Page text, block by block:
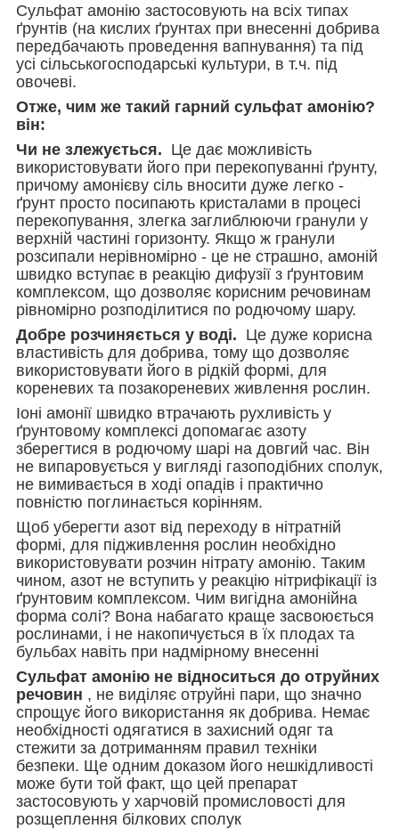
Сульфат амонію застосовують на всіх типах
ґрунтів (на кислих ґрунтах при внесенні добрива
передбачають проведення вапнування) та під
усі сільськогосподарські культури, в т.ч. під
овочеві.
Отже, чим же такий гарний сульфат амонію?
він:
Чи не злежується. Це дає можливість
використовувати його при перекопуванні ґрунту,
причому амонієву сіль вносити дуже легко -
ґрунт просто посипають кристалами в процесі
перекопування, злегка заглиблюючи гранули у
верхній частині горизонту. Якщо ж гранули
розсипали нерівномірно - це не страшно, амоній
швидко вступає в реакцію дифузії з ґрунтовим
комплексом, що дозволяє корисним речовинам
рівномірно розподілитися по родючому шару.
Добре розчиняється у воді. Це дуже корисна
властивість для добрива, тому що дозволяє
використовувати його в рідкій формі, для
кореневих та позакореневих живлення рослин.
Іоні амонії швидко втрачають рухливість у
ґрунтовому комплексі допомагає азоту
зберегтися в родючому шарі на довгий час. Він
не випаровується у вигляді газоподібних сполук,
не вимивається в ході опадів і практично
повністю поглинається корінням.
Щоб уберегти азот від переходу в нітратній
формі, для підживлення рослин необхідно
використовувати розчин нітрату амонію. Таким
чином, азот не вступить у реакцію нітрифікації із
ґрунтовим комплексом. Чим вигідна амонійна
форма солі? Вона набагато краще засвоюється
рослинами, і не накопичується в їх плодах та
бульбах навіть при надмірному внесенні
Сульфат амонію не відноситься до отруйних
речовин , не виділяє отруйні пари, що значно
спрощує його використання як добрива. Немає
необхідності одягатися в захисний одяг та
стежити за дотриманням правил техніки
безпеки. Ще одним доказом його нешкідливості
може бути той факт, що цей препарат
застосовують у харчовій промисловості для
розщеплення білкових сполук